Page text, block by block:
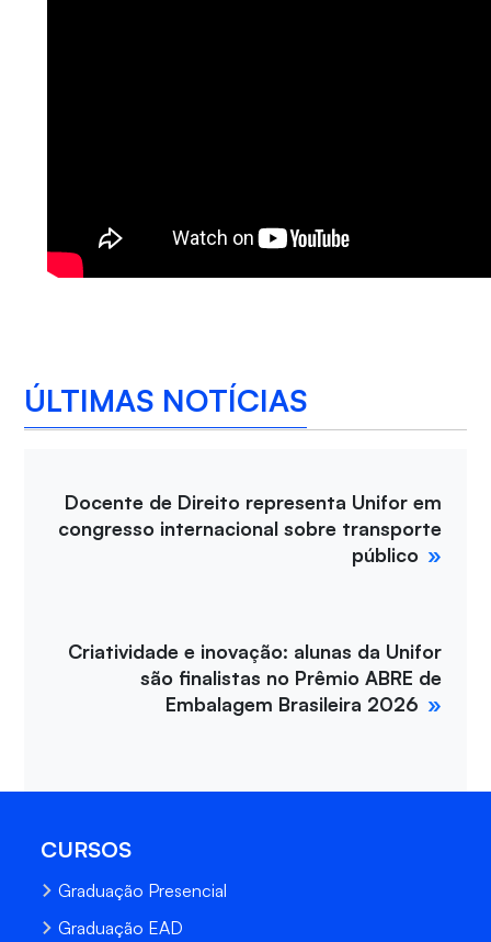
ÚLTIMAS NOTÍCIAS
Docente de Direito representa Unifor em
congresso internacional sobre transporte
público
Criatividade e inovação: alunas da Unifor
são finalistas no Prêmio ABRE de
Embalagem Brasileira 2026
CURSOS
Graduação Presencial
Graduação EAD